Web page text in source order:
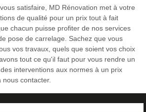
satisfaire, MD Rénovation met à votre
de qualité pour un prix tout à fait
chacun puisse profiter de nos services
pose de carrelage. Sachez que vous
vos travaux, quels que soient vos choix
tout ce qu'il faut pour vous rendre un
interventions aux normes à un prix
contacter.